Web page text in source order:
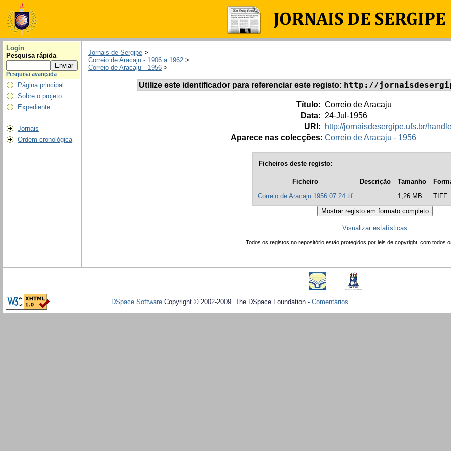
Login
Pesquisa rápida
Pesquisa avançada
Página principal
Sobre o projeto
Expediente
Jornais
Ordem cronológica
Jornais de Sergipe >
Correio de Aracaju - 1906 a 1962 >
Correio de Aracaju - 1956 >
Utilize este identificador para referenciar este registo: http://
Título: Correio de Aracaju
Data: 24-Jul-1956
URI:
http://jornaisdesergipe.ufs.br/
Aparece nas colecções: Correio de Aracaju - 1956
Ficheiros deste registo:
Ficheiro Descrição Tamanho
Correio de Aracaju 1956.07.24.tif
1,26 MB TIFF
Visualizar estatísticas
Todos os registos no repositório estão protegidos por leis de copyright, com todos
DSpace Software Copyright © 2002-2009 The DSpace Foundation - Comentários